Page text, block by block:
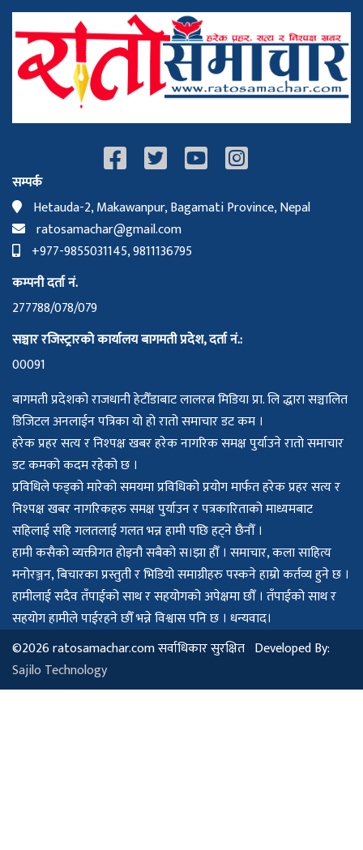
सम्पर्क
Hetauda-2, Makawanpur, Bagamati Province, Nepal
ratosamachar@gmail.com
+977-9855031145, 9811136795
कम्पनी दर्ता नं.
277788/078/079
सञ्चार रजिस्ट्रारको कार्यालय बागमती प्रदेश, दर्ता नं.:
00091
बागमती प्रदेशको राजधानी हेटौँडाबाट लालरत्न मिडिया प्रा. लि द्धारा सञ्चालित
डिजिटल अनलाईन पत्रिका यो हो रातो समाचार डट कम ।
हरेक प्रहर सत्य र निश्पक्ष खबर हरेक नागरिक समक्ष पुर्याउने रातो समाचार
डट कमको कदम रहेको छ ।
प्रविधिले फड्को मारेको समयमा प्रविधिको प्रयोग मार्फत हरेक प्रहर सत्य र
निश्पक्ष खबर नागरिकहरु समक्ष पुर्याउन र पत्रकारिताको माध्यमबाट
सहिलाई सहि गलतलाई गलत भन्न हामी पछि हट्ने छैनौँ ।
हामी कसैको व्यक्तीगत होइनौ सबैको स।झा हौँ । समाचार, कला साहित्य
मनोरञ्जन, बिचारका प्रस्तुती र भिडियो समाग्रीहरु पस्कने हाम्रो कर्तव्य हुने छ ।
हामीलाई सदैव तँपाईको साथ र सहयोगको अपेक्षमा छौँ । तँपाईको साथ र
सहयोग हामीले पाईरहने छौँ भन्ने विश्वास पनि छ । धन्यवाद।
©2026 ratosamachar.com सर्वाधिकार सुरक्षित Developed By:
Sajilo Technology